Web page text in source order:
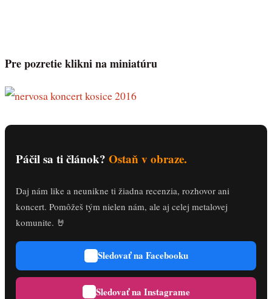
Pre pozretie klikni na miniatúru
Páčil sa ti článok? Ostaň v obraze.
Daj nám like a neunikne ti žiadna recenzia, rozhovor ani
koncert. Pomôžeš tým nielen nám, ale aj celej metalovej
komunite. 🤘
Sledovať na Facebooku
Sledovať na Instagrame